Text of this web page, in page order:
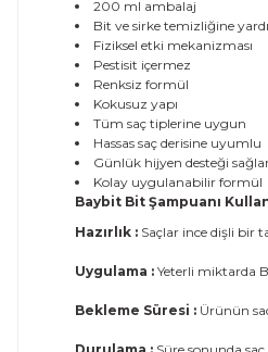
200 ml ambalaj
Bit ve sirke temizliğine
Fiziksel etki mekanizması
Pestisit içermez
Renksiz formül
Kokusuz yapı
Tüm saç tiplerine uygun
Hassas saç derisine uyumlu
Günlük hijyen desteği
Kolay uygulanabilir formül
Baybit Bit Şampuanı
Hazırlık : Saçlar ince dişli bir
Uygulama : Yeterli miktarda
Bekleme Süresi : Ürünün